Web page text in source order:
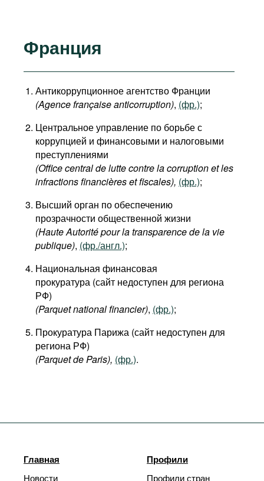
Франция
Антикоррупционное агентство Франции
(Agence française anticorruption), (фр.);
Центральное управление по борьбе с
коррупцией и финансовыми и налоговыми
преступлениями
(Office central de lutte contre la corruption et les
infractions financières et fiscales), (фр.);
Высший орган по обеспечению
прозрачности общественной жизни
(Haute Autorité pour la transparence de la vie
publique), (фр./англ.);
Национальная финансовая
прокуратура (сайт недоступен для региона
РФ)
(Parquet national financier), (фр.);
Прокуратура Парижа (сайт недоступен для
региона РФ)
(Parquet de Paris), (фр.).
Главная
Новости
Профили
Профили стран